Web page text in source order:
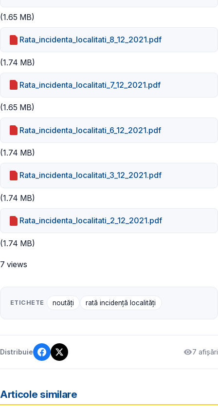
(1.65 MB)
Rata_incidenta_localitati_8_12_2021.pdf
(1.74 MB)
Rata_incidenta_localitati_7_12_2021.pdf
(1.65 MB)
Rata_incidenta_localitati_6_12_2021.pdf
(1.74 MB)
Rata_incidenta_localitati_3_12_2021.pdf
(1.74 MB)
Rata_incidenta_localitati_2_12_2021.pdf
(1.74 MB)
7 views
ETICHETE noutăți rată incidență localități
Distribuie 7 afișări
Articole similare